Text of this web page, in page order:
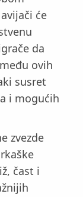
će
da
ovih
susret
i mogućih
zvezde
čast i